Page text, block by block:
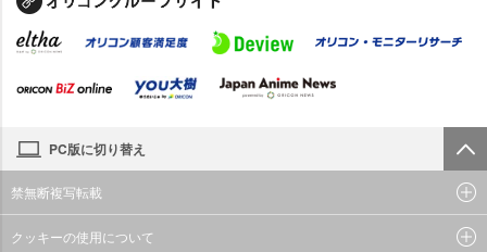
PC版に切り替え
禁無断複写転載
クッキーの使用について